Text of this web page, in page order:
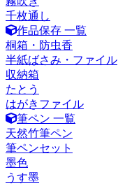
千枚通し
作品保存 一覧
桐箱・防虫香
半紙ばさみ・ファイル
収納箱
たとう
はがきファイル
筆ペン 一覧
天然竹筆ペン
筆ペンセット
墨色
うす墨